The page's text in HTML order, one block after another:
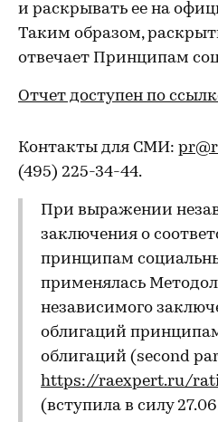
и раскрывать ее на
Таким образом,
отвечает Принципам
Отчет доступен по
Контакты для СМИ:
(495) 225-34-44.
При выражении
заключения о
принципам
применялась
независимого
облигаций
облигаций (second
https://raexpert.ru/
(вступила в силу